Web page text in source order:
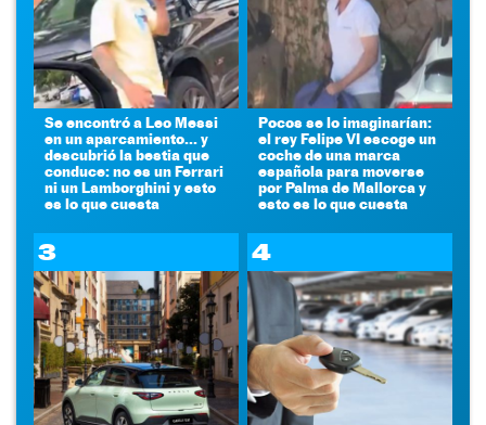
Se encontró a Leo Messi
en un aparcamiento... y
descubrió la bestia que
conduce: no es un Ferrari
ni un Lamborghini y esto
es lo que cuesta
Pocos se lo imaginarían:
el rey Felipe VI escoge un
coche de una marca
española para moverse
por Palma de Mallorca y
esto es lo que cuesta
3 4